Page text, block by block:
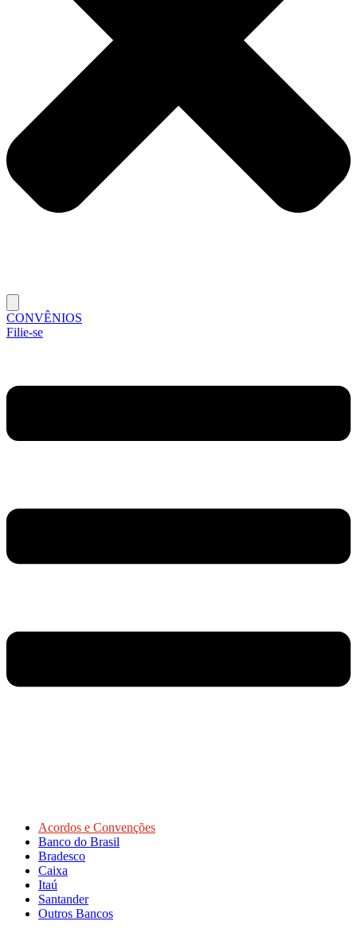
CONVÊNIOS
Filie-se
Acordos e Convenções
Banco do Brasil
Bradesco
Caixa
Itaú
Santander
Outros Bancos